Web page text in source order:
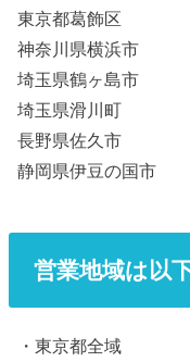
東京都葛飾区
神奈川県横浜市
埼玉県鶴ヶ島市
埼玉県滑川町
長野県佐久市
静岡県伊豆の国市
営業地域は以
・東京都全域